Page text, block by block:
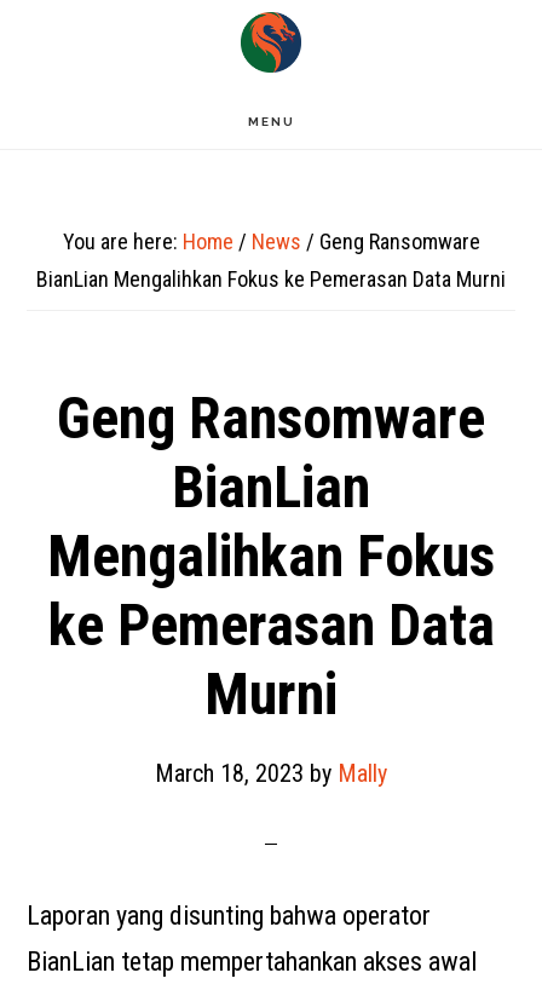
MENU
You are here: Home / News / Geng Ransomware
BianLian Mengalihkan Fokus ke Pemerasan Data Murni
Geng Ransomware
BianLian
Mengalihkan Fokus
ke Pemerasan Data
Murni
March 18, 2023 by Mally
Laporan yang disunting bahwa operator
BianLian tetap mempertahankan akses awal